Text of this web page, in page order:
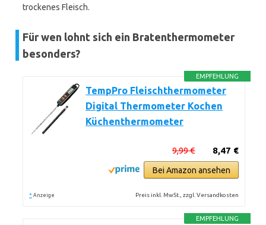
trockenes Fleisch.
Für wen lohnt sich ein Bratenthermometer
besonders?
EMPFEHLUNG
TempPro Fleischthermometer
Digital Thermometer Kochen
Küchenthermometer
8,47 €
9,99 €
Bei Amazon ansehen
* Anzeige Preis inkl. MwSt., zzgl. Versandkosten
EMPFEHLUNG